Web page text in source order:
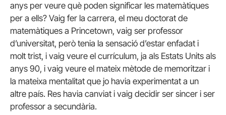
anys per veure què poden significar les matemàtiques
per a ells? Vaig fer la carrera, el meu doctorat de
matemàtiques a Princetown, vaig ser professor
d’universitat, però tenia la sensació d’estar enfadat i
molt trist, i vaig veure el currículum, ja als Estats Units als
anys 90, i vaig veure el mateix mètode de memoritzar i
la mateixa mentalitat que jo havia experimentat a un
altre país. Res havia canviat i vaig decidir ser sincer i ser
professor a secundària.